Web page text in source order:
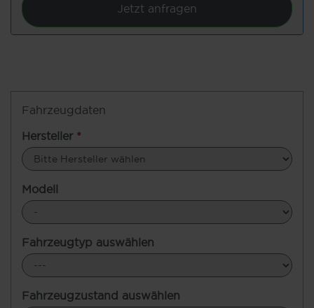
Jetzt anfragen
Fahrzeugdaten
Hersteller *
Modell
Fahrzeugtyp auswählen
Fahrzeugzustand auswählen